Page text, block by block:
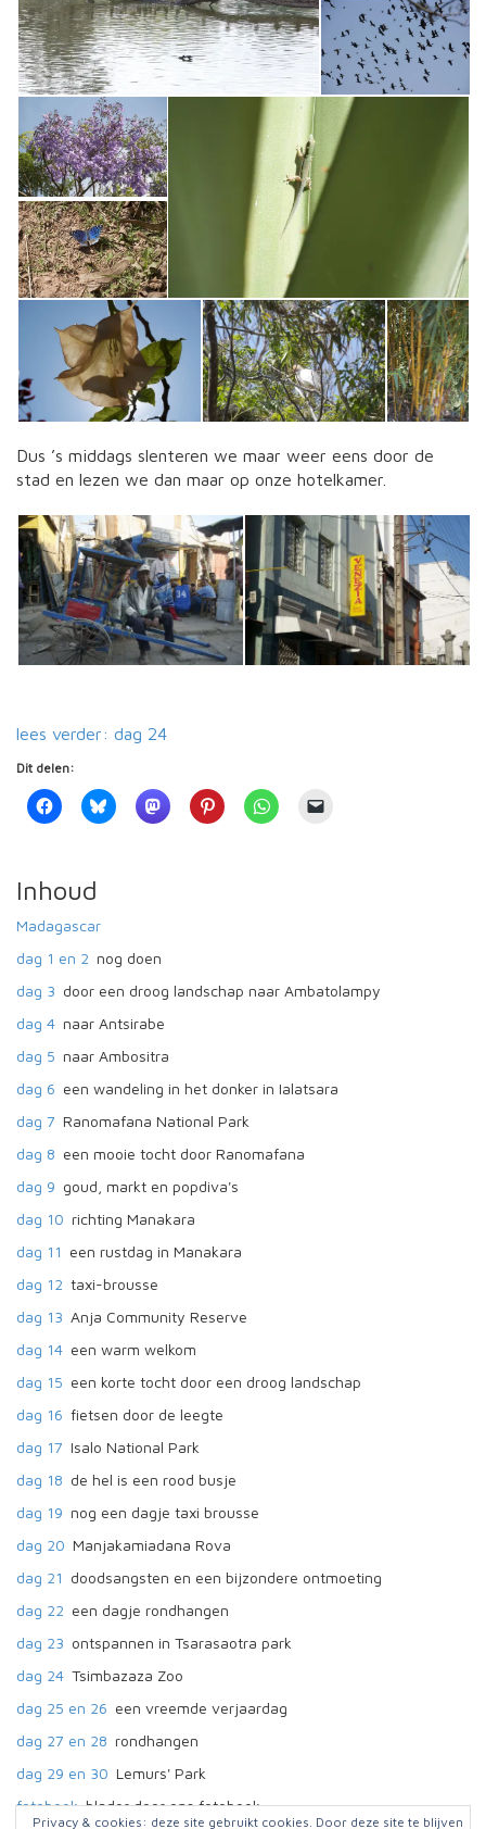
Dus ’s middags slenteren we maar weer eens door de
stad en lezen we dan maar op onze hotelkamer.
lees verder: dag 24
Dit delen:
Inhoud
Madagascar
dag 1 en 2 nog doen
dag 3 door een droog landschap naar Ambatolampy
dag 4 naar Antsirabe
dag 5 naar Ambositra
dag 6 een wandeling in het donker in Ialatsara
dag 7 Ranomafana National Park
dag 8 een mooie tocht door Ranomafana
dag 9 goud, markt en popdiva's
dag 10 richting Manakara
dag 11 een rustdag in Manakara
dag 12 taxi-brousse
dag 13 Anja Community Reserve
dag 14 een warm welkom
dag 15 een korte tocht door een droog landschap
dag 16 fietsen door de leegte
dag 17 Isalo National Park
dag 18 de hel is een rood busje
dag 19 nog een dagje taxi brousse
dag 20 Manjakamiadana Rova
dag 21 doodsangsten en een bijzondere ontmoeting
dag 22 een dagje rondhangen
dag 23 ontspannen in Tsarasaotra park
dag 24 Tsimbazaza Zoo
dag 25 en 26 een vreemde verjaardag
dag 27 en 28 rondhangen
dag 29 en 30 Lemurs' Park
fotoboek blader door ons fotoboek
Privacy & cookies: deze site gebruikt cookies. Door deze site te blijven